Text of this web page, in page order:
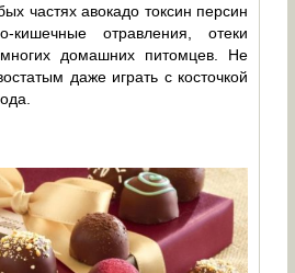
частях авокадо токсин персин
кишечные отравления, отеки
домашних питомцев. Не
даже играть с косточкой